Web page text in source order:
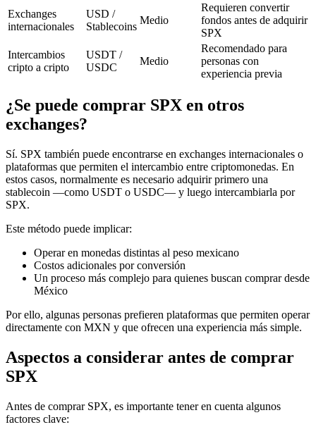
Exchanges
internacionales
USD /
Stablecoins
Medio
Requieren convertir
fondos antes de adquirir
SPX
Intercambios
cripto a cripto
USDT /
USDC
Medio
Recomendado para
personas con
experiencia previa
¿Se puede comprar SPX en otros
exchanges?
Sí. SPX también puede encontrarse en exchanges internacionales o
plataformas que permiten el intercambio entre criptomonedas. En
estos casos, normalmente es necesario adquirir primero una
stablecoin —como USDT o USDC— y luego intercambiarla por
SPX.
Este método puede implicar:
Operar en monedas distintas al peso mexicano
Costos adicionales por conversión
Un proceso más complejo para quienes buscan comprar desde
México
Por ello, algunas personas prefieren plataformas que permiten operar
directamente con MXN y que ofrecen una experiencia más simple.
Aspectos a considerar antes de comprar
SPX
Antes de comprar SPX, es importante tener en cuenta algunos
factores clave: